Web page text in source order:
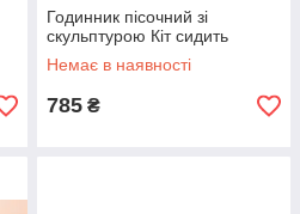
Годинник пісочний зі
скульптурою Кіт сидить
Немає в наявності
785 ₴